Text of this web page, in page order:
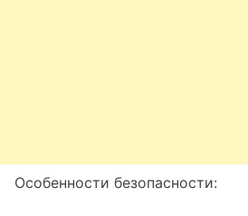
Особенности безопасности: